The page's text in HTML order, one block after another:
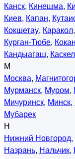
Канск, Кинешма,
Киев, Капан,
Кокшетау, Каракол,
Курган-Тюбе,
Кандыагаш,
М
Москва,
Мурманск, Муром,
Мичуринск, Минск,
Мубарек
Н
Нижний Новгород,
Назрань, Нальчик,